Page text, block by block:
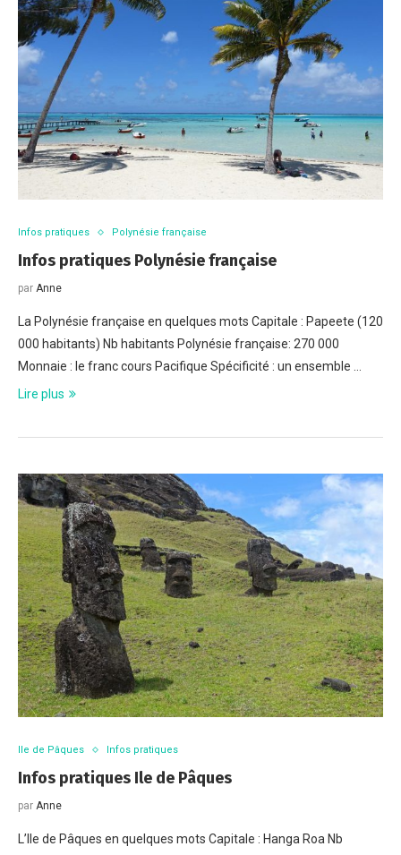
Infos pratiques Polynésie française
Infos pratiques Polynésie française
par Anne
La Polynésie française en quelques mots Capitale : Papeete (120
000 habitants) Nb habitants Polynésie française: 270 000
Monnaie : le franc cours Pacifique Spécificité : un ensemble …
Lire plus
Ile de Pâques Infos pratiques
Infos pratiques Ile de Pâques
par Anne
L’Ile de Pâques en quelques mots Capitale : Hanga Roa Nb